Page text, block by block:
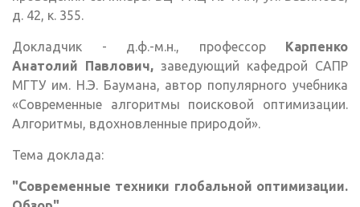
д. 42, к. 355.
Докладчик - д.ф.-м.н., профессор Карпенко
Анатолий Павлович, заведующий кафедрой САПР
МГТУ им. Н.Э. Баумана, автор популярного учебника
«Современные алгоритмы поисковой оптимизации.
Алгоритмы, вдохновленные природой».
Тема доклада:
"Современные техники глобальной оптимизации.